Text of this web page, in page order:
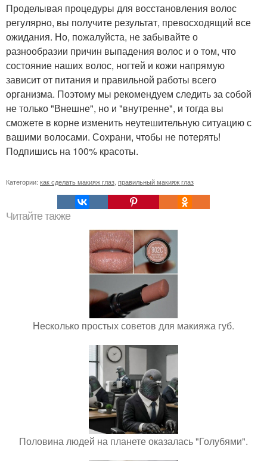
Проделывая процедуры для восстановления волос
регулярно, вы получите результат, превосходящий все
ожидания. Но, пожалуйста, не забывайте о
разнообразии причин выпадения волос и о том, что
состояние наших волос, ногтей и кожи напрямую
зависит от питания и правильной работы всего
организма. Поэтому мы рекомендуем следить за собой
не только "Внешне", но и "внутренне", и тогда вы
сможете в корне изменить неутешительную ситуацию с
вашими волосами. Сохрани, чтобы не потерять!
Подпишись на 100% красоты.
Категории: как сделать макияж глаз правильный макияж глаз
Читайте также
Неcколько простых советов для макияжа губ.
Половина людей на планете оказалась "Голубями".